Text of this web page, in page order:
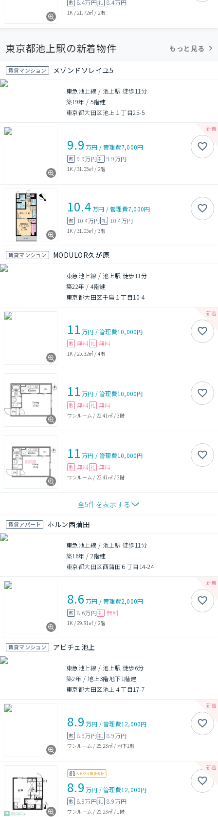
敷 8.4万円礼 8.4万円
1K / 21.72㎡ / 2階
東京都池上駅の新着物件 もっと見る
賃貸マンション メゾンドソレイユ5
東急池上線 / 池上駅 徒歩11分
築19年 /5階建
東京都大田区池上１丁目25-5
9.9 万円 /管理費7,000円
敷 9.9万円礼 9.9万円
1K /31.05㎡ / 2階
10.4万円 /管理費7,000円
敷 10.4万円 礼 10.4万円
1K /31.05㎡ / 3階
賃貸マンション MODULOR久が原
東急池上線 / 池上駅 徒歩11分
築22年 /4階建
東京都大田区千鳥１丁目10-4
11 万円 /管理費10,000円
敷 無料 礼 無料
1K / 25.32㎡ / 4階
11 万円 /管理費10,000円
敷 無料 礼 無料
ワンルーム / 22.41㎡/3階
11 万円 /管理費10,000円
敷 無料 礼 無料
ワンルーム / 22.41㎡/3階
全5件を表示する
賃貸アパート ホルン西蒲田
東急池上線 / 池上駅 徒歩11分
築16年 /2階建
東京都大田区西蒲田６丁目14-24
8.6 万円 /管理費2,000円
敷 8.6万円 礼 無料
1K / 29.81㎡ / 2階
賃貸マンション アピチェ池上
東急池上線 / 池上駅 徒歩6分
築2年 / 地上3階地下1階建
東京都大田区池上４丁目17-7
8.9 万円 /管理費12,000円
敷 8.9万円礼 8.9万円
ワンルーム / 25.23㎡/地下1階
8.9 万円 /管理費12,000円
敷 8.9万円礼 8.9万円
ワンルーム / 25.23㎡/1階